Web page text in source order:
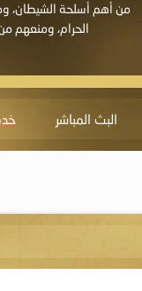
من أهم أسلحة الشيطان،
الحرام، ومنعهم
البث المباشر